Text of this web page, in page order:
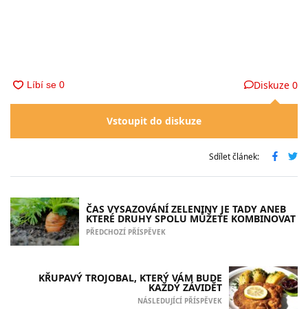
Diskuze 0
Vstoupit do diskuze
Sdílet článek:
ČAS VYSAZOVÁNÍ ZELENINY JE TADY ANEB
KTERÉ DRUHY SPOLU MŮŽETE KOMBINOVAT
PŘEDCHOZÍ PŘÍSPĚVEK
KŘUPAVÝ TROJOBAL, KTERÝ VÁM BUDE
KAŽDÝ ZÁVIDĚT
NÁSLEDUJÍCÍ PŘÍSPĚVEK